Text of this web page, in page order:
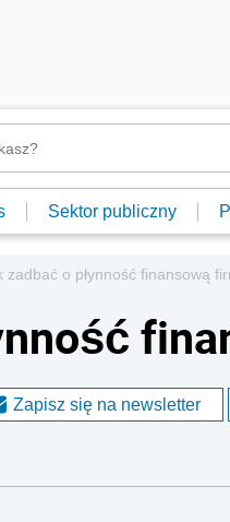
Sektor publiczny
zadbać o płynność finansową
Zapisz się na newsletter